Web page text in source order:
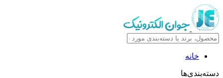
خانه
دسته‌بندی‌ها